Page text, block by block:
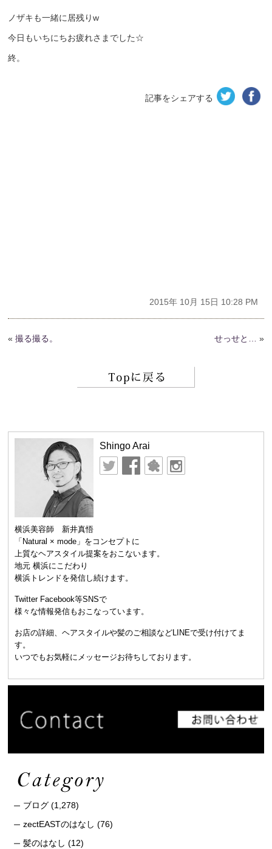
ノザキも一緒に居残りw
今日もいちにちお疲れさまでした☆
終。
記事をシェアする
2015年 10月 15日 10:28 PM
«撮る撮る。 せっせと… »
Shingo Arai
横浜美容師 新井真悟
「Natural × mode」をコンセプトに
上質なヘアスタイル提案をおこないます。
地元 横浜にこだわり
横浜トレンドを発信し続けます。
Twitter Facebook等SNSで
様々な情報発信もおこなっています。
お店の詳細、ヘアスタイルや髪のご相談などLINEで受け付けてま
す。
いつでもお気軽にメッセージお待ちしております。
ブログ (1,278)
zectEASTのはなし (76)
髪のはなし (12)